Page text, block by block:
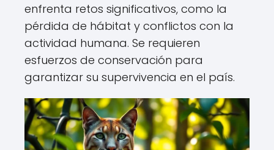
enfrenta retos significativos, como la
pérdida de hábitat y conflictos con la
actividad humana. Se requieren
esfuerzos de conservación para
garantizar su supervivencia en el país.